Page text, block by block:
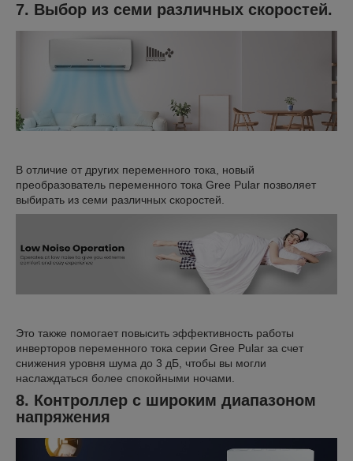
7. Выбор из семи различных скоростей.
В отличие от других переменного тока, новый
преобразователь переменного тока Gree Pular позволяет
выбирать из семи различных скоростей.
Это также помогает повысить эффективность работы
инверторов переменного тока серии Gree Pular за счет
снижения уровня шума до 3 дБ, чтобы вы могли
наслаждаться более спокойными ночами.
8. Контроллер с широким диапазоном
напряжения